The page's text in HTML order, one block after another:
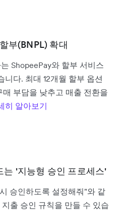
부(BNPL) 확대
ShopeePay와 할부 서비스
니다. 최대 12개월 할부 옵션
부담을 낮추고 매출 전환을
히 알아보기
는 '지능형 승인 프로세스'
승인하도록 설정해줘"와 같
출 승인 규칙을 만들 수 있습